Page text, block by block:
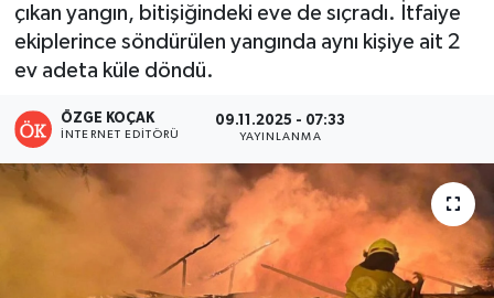
çıkan yangın, bitişiğindeki eve de sıçradı. İtfaiye
ekiplerince söndürülen yangında aynı kişiye ait 2
ev adeta küle döndü.
ÖZGE KOÇAK
İNTERNET EDITÖRÜ
09.11.2025 - 07:33
YAYINLANMA
Teknoloji
Lider Haber TV Canlı Yayın izle
Haber Arşivi